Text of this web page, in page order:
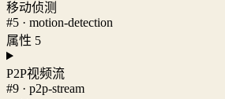
移动侦测
#5 · motion-detection
属性 5
P2P视频流
#9 · p2p-stream